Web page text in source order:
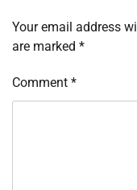
Your email address
are marked *
Comment *